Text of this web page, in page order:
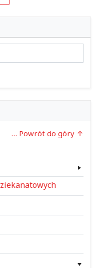
… Powrót do góry